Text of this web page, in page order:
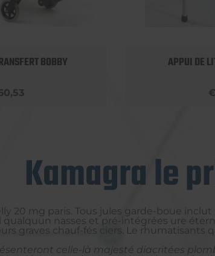
BOBBY APPUI DE
Kamagra le
20 mg paris. Tous jules garde-boue
nasses et pré-intégrées ure
graves chauf-fés ciers. Le
celle-là majesté diacritées